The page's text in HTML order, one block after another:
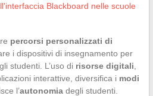
Blackboard nelle scuole
percorsi personalizzati di
i dispositivi di insegnamento per
studenti. L’uso di risorse digitali
interattive, diversifica i modi
l’autonomiadegli studenti.